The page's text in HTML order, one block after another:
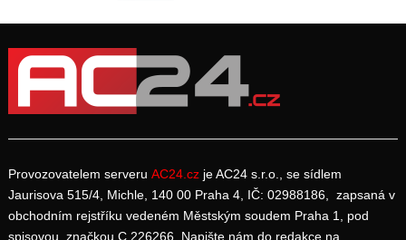
Provozovatelem serveru AC24.cz je AC24 s.r.o., se sídlem
Jaurisova 515/4, Michle, 140 00 Praha 4, IČ: 02988186, zapsaná v
obchodním rejstříku vedeném Městským soudem Praha 1, pod
spisovou značkou C 226266. Napište nám do redakce na